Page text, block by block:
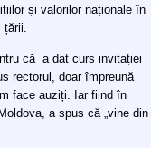
și valorilor naționale în
țării.
că a dat curs invitației
rectorul, doar împreună
face auziți. Iar fiind în
a spus că „vine din